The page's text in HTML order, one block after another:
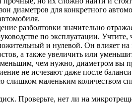
для конкретного
разболтовки значительно
по эксплуатации.
и нулевой. Он влияет
а также увеличить или
чем нужно, диаметром вы
не исчезают даже после
слишком маленьким количеством
Проверьте, нет ли на